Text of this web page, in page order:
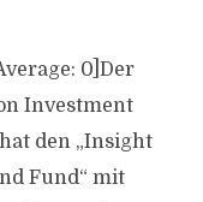
0]Der
Investment
den „Insight
Fund“ mit